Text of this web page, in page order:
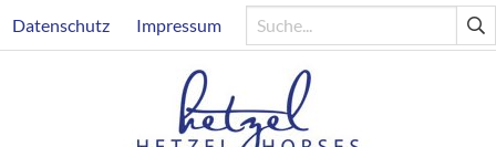
zum
Header
Datenschutz Impressum